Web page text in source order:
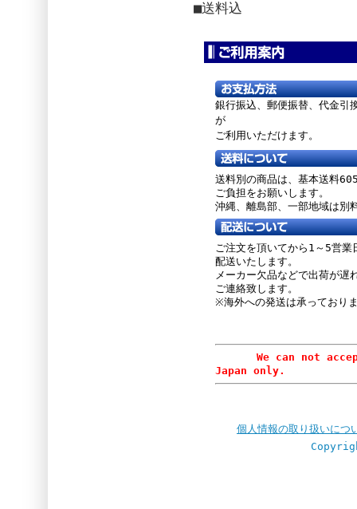
■送料込
銀行振込、郵便振替、 代金引
が
ご利用いただけます。
送料別の商品は、基本送料
ご負担をお願いします。
沖縄、離島部、一部地域は別
ご注文を頂いてから1～5営業
配送いたします。
メーカー欠品などで出荷が遅
ご連絡致します。
※海外への発送は承っており
We can not accept
Japan only.
個人情報の取り扱いにつ